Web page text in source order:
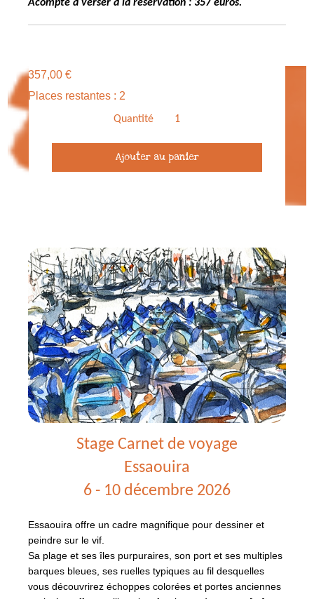
Acompte à verser à la réservation : 357 euros.
357,00 €
Places restantes : 2
Quantité
quantité
de
voyage
-
Tanger
(Maroc)
Ajouter au panier
Stage Carnet de voyage
Essaouira
6 - 10 décembre 2026
Essaouira offre un cadre magnifique pour dessiner et
peindre sur le vif.
Sa plage et ses îles purpuraires, son port et ses multiples
barques bleues, ses ruelles typiques au fil desquelles
vous découvrirez échoppes colorées et portes anciennes